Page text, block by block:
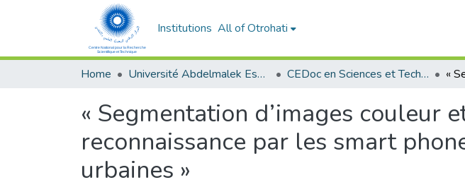
Institutions All of Otrohati
Home Université Abdelmalek Essaâdi - Tétouan CEDoc en Sciences et Techniques et Sciences Médicales (CED - STSM)
« Segmentation d’images couleur
reconnaissance par les smart
urbaines »